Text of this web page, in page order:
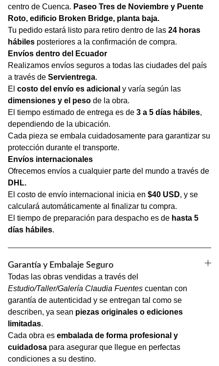
centro de Cuenca. Paseo Tres de Noviembre y Puente
Roto, edificio Broken Bridge, planta baja.
Tu pedido estará listo para retiro dentro de las 24 horas
hábiles posteriores a la confirmación de compra.
Envíos dentro del Ecuador
Realizamos envíos seguros a todas las ciudades del país
a través de Servientrega.
El costo del envío es adicional y varía según las
dimensiones y el peso de la obra.
El tiempo estimado de entrega es de 3 a 5 días hábiles,
dependiendo de la ubicación.
Cada pieza se embala cuidadosamente para garantizar su
protección durante el transporte.
Envíos internacionales
Ofrecemos envíos a cualquier parte del mundo a través de
DHL.
El costo de envío internacional inicia en $40 USD, y se
calculará automáticamente al finalizar tu compra.
El tiempo de preparación para despacho es de hasta 5
días hábiles.
Garantía y Embalaje Seguro
Todas las obras vendidas a través del
Estudio/Taller/Galería Claudia Fuentes cuentan con
garantía de autenticidad y se entregan tal como se
describen, ya sean piezas originales o ediciones
limitadas.
Cada obra es embalada de forma profesional y
cuidadosa para asegurar que llegue en perfectas
condiciones a su destino.